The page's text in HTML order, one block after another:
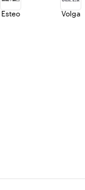
Франшизы
Esteo Volga